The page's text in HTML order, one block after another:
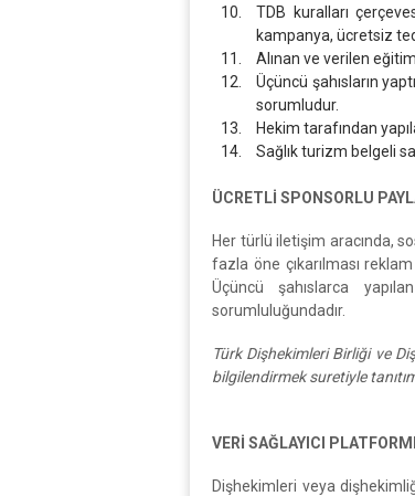
TDB kuralları
kampanya, ücretsiz
Alınan ve verilen
Üçüncü şahısların
sorumludur.
Hekim tarafından
Sağlık turizm belgeli
ÜCRETLİ SPONSORLU
Her türlü iletişim aracında,
fazla öne çıkarılması
Üçüncü şahıslarca
sorumluluğundadır.
Türk Dişhekimleri Birliği ve
bilgilendirmek suretiyle
VERİ SAĞLAYICI
Dişhekimleri veya